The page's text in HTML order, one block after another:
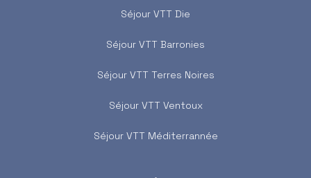
Séjour VTT Die
Séjour VTT Barronies
Séjour VTT Terres Noires
Séjour VTT Ventoux
Séjour VTT Méditerrannée